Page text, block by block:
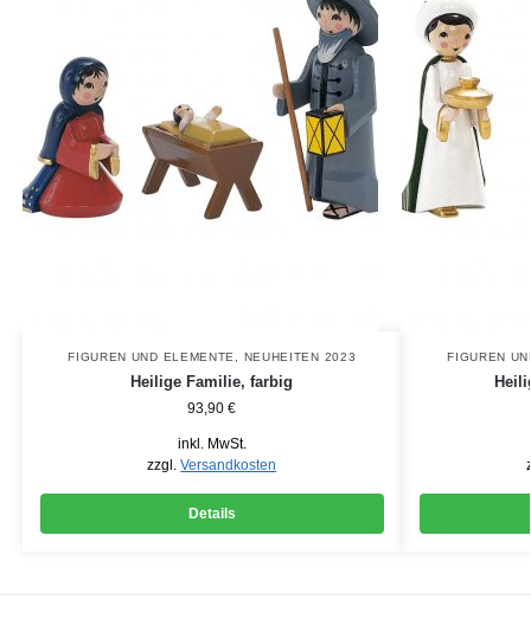
FIGUREN UND ELEMENTE NEUHEITEN 2023
Heilige Familie, farbig
93,90€
inkl. MwSt.
zzgl.Versandkosten
Details
FIGUREN